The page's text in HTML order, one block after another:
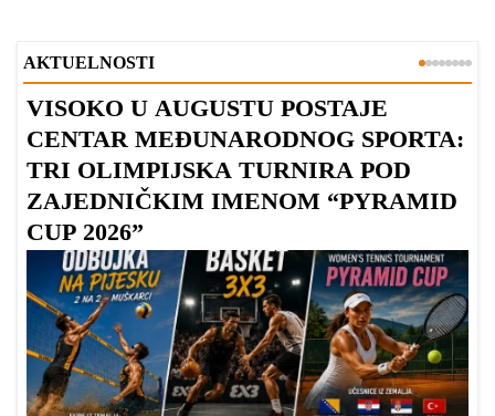
AKTUELNOSTI
VISOKO U AUGUSTU POSTAJE
CENTAR MEĐUNARODNOG SPORTA:
TRI OLIMPIJSKA TURNIRA POD
ZAJEDNIČKIM IMENOM “PYRAMID
CUP 2026”